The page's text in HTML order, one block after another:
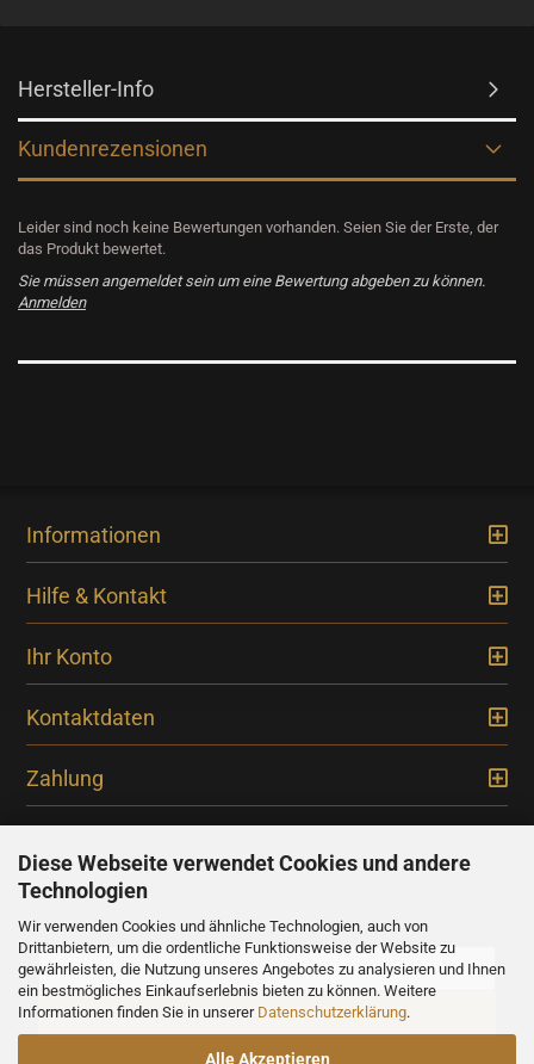
Diese Webseite verwendet Cookies und andere
Technologien
Wir verwenden Cookies und ähnliche Technologien, auch von
Drittanbietern, um die ordentliche Funktionsweise der Website zu
gewährleisten, die Nutzung unseres Angebotes zu analysieren und Ihnen
ein bestmögliches Einkaufserlebnis bieten zu können. Weitere
Informationen finden Sie in unserer Datenschutzerklärung.
Alle Akzeptieren
Hersteller-Info
Kundenrezensionen
Leider sind noch keine Bewertungen vorhanden. Seien Sie der Erste, der
das Produkt bewertet.
Sie müssen angemeldet sein um eine Bewertung abgeben zu können.
Anmelden
Informationen
Hilfe & Kontakt
Ihr Konto
Kontaktdaten
Zahlung
Newsletter